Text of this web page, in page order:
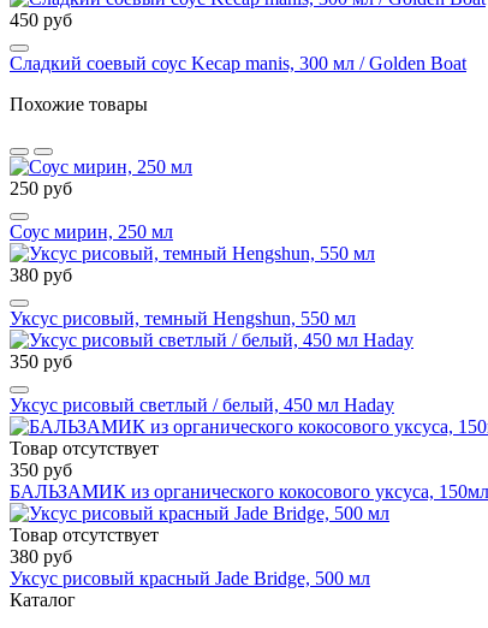
450 руб
Сладкий соевый соус Kecap manis, 300 мл / Golden Boat
Похожие товары
250 руб
Соус мирин, 250 мл
380 руб
Уксус рисовый, темный Hengshun, 550 мл
350 руб
Уксус рисовый светлый / белый, 450 мл Haday
Товар отсутствует
350 руб
БАЛЬЗАМИК из органического кокосового уксуса,
Товар отсутствует
380 руб
Уксус рисовый красный Jade Bridge, 500 мл
Каталог